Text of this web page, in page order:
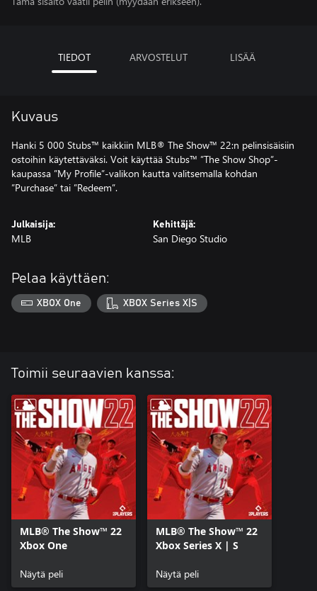
TIEDOT ARVOSTELUT LISÄÄ
Kuvaus
Hanki 5 000 Stubs™ kaikkiin MLB® The Show™ 22:n pelinsisäisiin
ostoihin käytettäväksi. Voit käyttää Stubs™ ”The Show Shop”-
kaupassa ”My Profile”-valikon kautta valitsemalla kohdan
”Purchase” tai ”Redeem”.
Julkaisija:
MLB
Kehittäjä:
San Diego Studio
Pelaa käyttäen:
XBOX One XBOX Series X|S
Toimii seuraavien kanssa:
MLB® The Show™ 22
Xbox One
Näytä peli
MLB® The Show™ 22
Xbox Series X | S
Näytä peli